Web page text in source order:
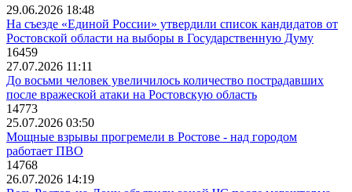
29.06.2026 18:48
На съезде «Единой России» утвердили список кандидатов от
Ростовской области на выборы в Государственную Думу
16459
27.07.2026 11:11
До восьми человек увеличилось количество пострадавших
после вражеской атаки на Ростовскую область
14773
25.07.2026 03:50
Мощные взрывы прогремели в Ростове - над городом
работает ПВО
14768
26.07.2026 14:19